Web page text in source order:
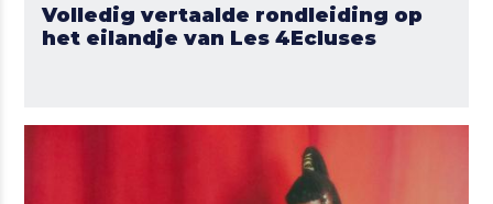
Volledig vertaalde rondleiding op
het eilandje van Les 4Ecluses